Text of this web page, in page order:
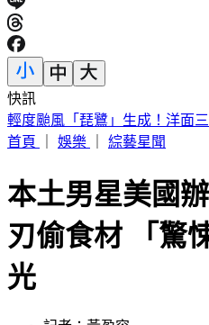
快訊
6點到了！打開電視TVBS42台
歌謠大戰
本土男星美國
刃偷食材 「驚
光